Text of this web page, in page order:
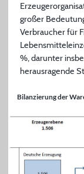
großer
Verbraucher für
%, darunter
herausragende
Bilanzierung der